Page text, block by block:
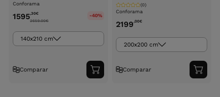
Conforama
1595,30€
2659.00€
-40%
140x210 cm
Comparar
Adicionar
ao
Conforama
(0)
2199,00€
200x200 cm
Comparar
ao